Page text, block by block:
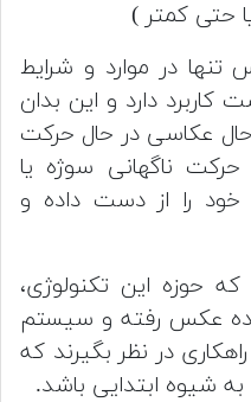
در موارد و شرایط
دارد و این بدان
عکاسی در حال حرکت
ناگهانی سوژه یا
خود را از دست داده و
حوزه این تکنولوژی،
عکس رفته و سیستم
در نظر بگیرند که
ابتدایی باشد.